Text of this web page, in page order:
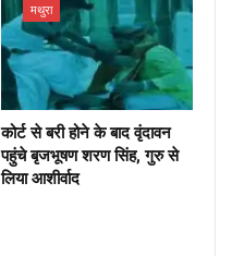
मथुरा
कोर्ट से बरी होने के बाद वृंदावन
पहुंचे बृजभूषण शरण सिंह, गुरु से
लिया आशीर्वाद